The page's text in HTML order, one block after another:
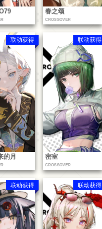
春之颂
CROSSOVER
联动获得
的月
联动获得
密室
CROSSOVER
联动获得 联动获得